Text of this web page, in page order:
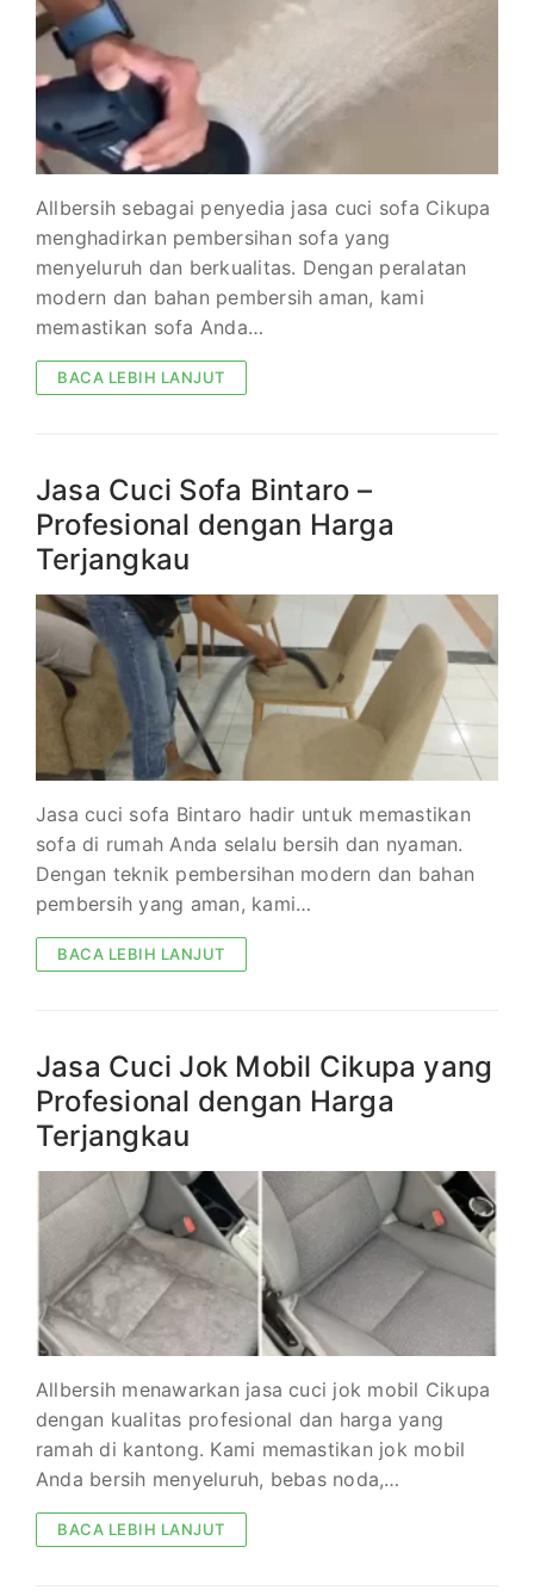
Allbersih sebagai penyedia jasa cuci sofa Cikupa
menghadirkan pembersihan sofa yang
menyeluruh dan berkualitas. Dengan peralatan
modern dan bahan pembersih aman, kami
memastikan sofa Anda…
BACA LEBIH LANJUT
Jasa Cuci Sofa Bintaro –
Profesional dengan Harga
Terjangkau
Jasa cuci sofa Bintaro hadir untuk memastikan
sofa di rumah Anda selalu bersih dan nyaman.
Dengan teknik pembersihan modern dan bahan
pembersih yang aman, kami…
BACA LEBIH LANJUT
Jasa Cuci Jok Mobil Cikupa yang
Profesional dengan Harga
Terjangkau
Allbersih menawarkan jasa cuci jok mobil Cikupa
dengan kualitas profesional dan harga yang
ramah di kantong. Kami memastikan jok mobil
Anda bersih menyeluruh, bebas noda,…
BACA LEBIH LANJUT